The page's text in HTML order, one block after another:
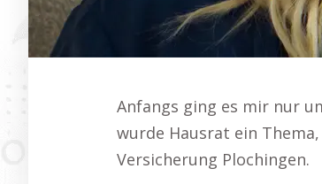
Anfangs ging es mir nur
wurde Hausrat ein
Versicherung Plochingen.